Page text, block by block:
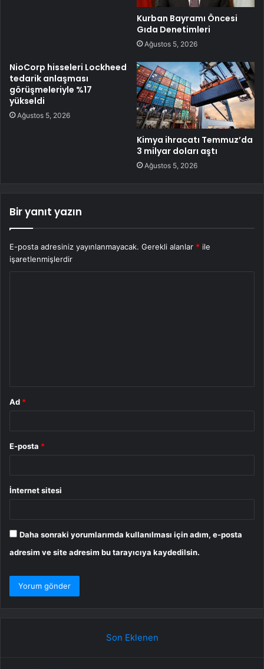
Kurban Bayramı Öncesi
Gıda Denetimleri
Ağustos 5, 2026
NioCorp hisseleri Lockheed
tedarik anlaşması
görüşmeleriyle %17
yükseldi
Ağustos 5, 2026
Kimya ihracatı Temmuz’da
3 milyar doları aştı
Ağustos 5, 2026
Bir yanıt yazın
E-posta adresiniz yayınlanmayacak. Gerekli alanlar * ile
işaretlenmişlerdir
Ad *
E-posta *
İnternet sitesi
Daha sonraki yorumlarımda kullanılması için adım, e-posta
adresim ve site adresim bu tarayıcıya kaydedilsin.
Son Eklenen